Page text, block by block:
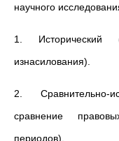
научного
1. Исторический
изнасилования).
2. Сравнительно-
сравнение
периодов).